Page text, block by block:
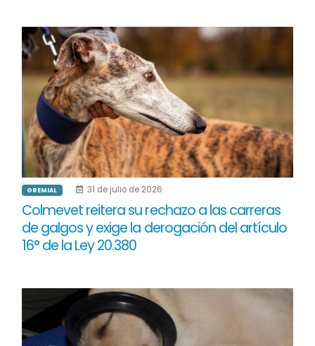
GREMIAL 31 de julio de 2026
Colmevet reitera su rechazo a las carreras
de galgos y exige la derogación del artículo
16° de la Ley 20.380